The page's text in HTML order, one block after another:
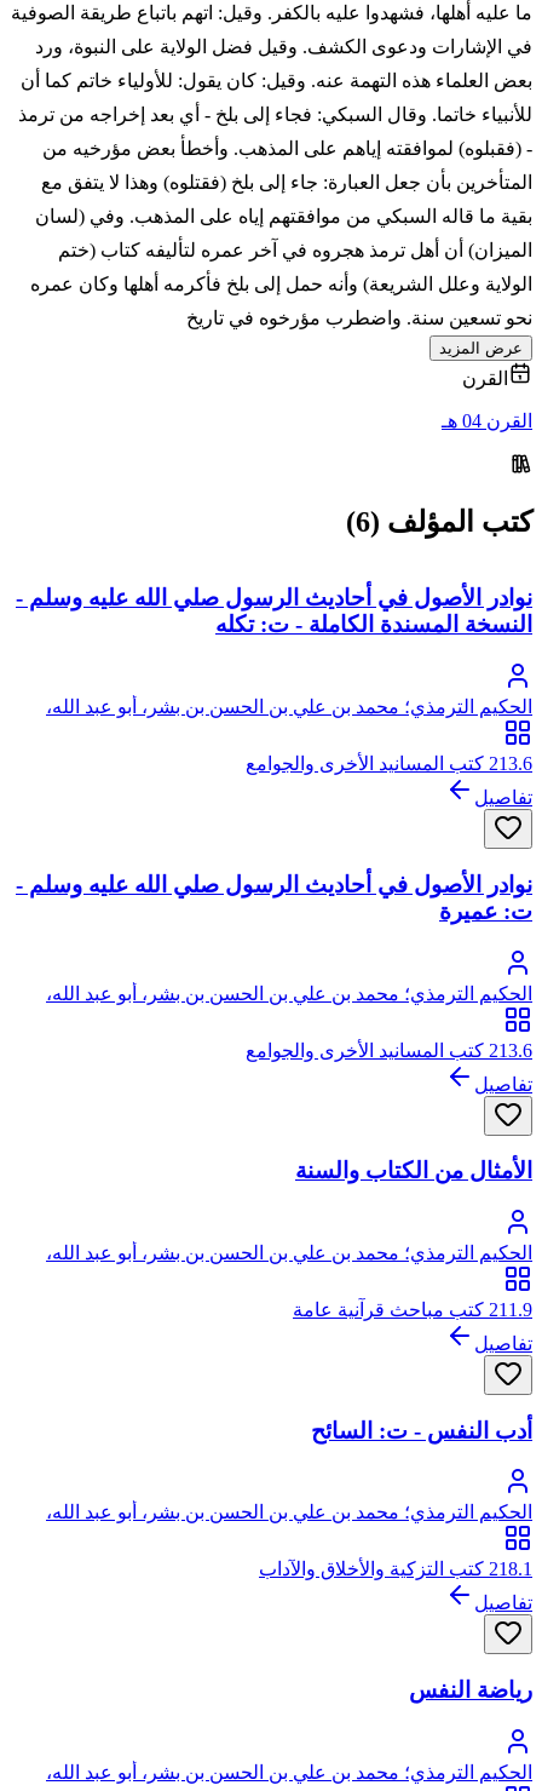
ما عليه أهلها، فشهدوا عليه بالكفر. وقيل: اتهم باتباع طريقة الصوفية
في الإشارات ودعوى الكشف. وقيل فضل الولاية على النبوة، ورد
بعض العلماء هذه التهمة عنه. وقيل: كان يقول: للأولياء خاتم كما أن
للأنبياء خاتما. وقال السبكي: فجاء إلى بلخ - أي بعد إخراجه من ترمذ
- (فقبلوه) لموافقته إياهم على المذهب. وأخطأ بعض مؤرخيه من
المتأخرين بأن جعل العبارة: جاء إلى بلخ (فقتلوه) وهذا لا يتفق مع
بقية ما قاله السبكي من موافقتهم إياه على المذهب. وفي (لسان
الميزان) أن أهل ترمذ هجروه في آخر عمره لتأليفه كتاب (ختم
الولاية وعلل الشريعة) وأنه حمل إلى بلخ فأكرمه أهلها وكان عمره
نحو تسعين سنة. واضطرب مؤرخوه في تاريخ
عرض المزيد
القرن
القرن 04 هـ
كتب المؤلف (6)
نوادر الأصول في أحاديث الرسول صلي الله عليه وسلم -
النسخة المسندة الكاملة - ت: تكله
الحكيم الترمذي؛ محمد بن علي بن الحسن بن بشر، أبو عبد الله،
الحكيم الترمذي
213.6 كتب المسانيد الأخرى والجوامع
تفاصيل
نوادر الأصول في أحاديث الرسول صلي الله عليه وسلم -
ت: عميرة
الحكيم الترمذي؛ محمد بن علي بن الحسن بن بشر، أبو عبد الله،
الحكيم الترمذي
213.6 كتب المسانيد الأخرى والجوامع
تفاصيل
الأمثال من الكتاب والسنة
الحكيم الترمذي؛ محمد بن علي بن الحسن بن بشر، أبو عبد الله،
الحكيم الترمذي
211.9 كتب مباحث قرآنية عامة
تفاصيل
أدب النفس - ت: السائح
الحكيم الترمذي؛ محمد بن علي بن الحسن بن بشر، أبو عبد الله،
الحكيم الترمذي
218.1 كتب التزكية والأخلاق والآداب
تفاصيل
رياضة النفس
الحكيم الترمذي؛ محمد بن علي بن الحسن بن بشر، أبو عبد الله،